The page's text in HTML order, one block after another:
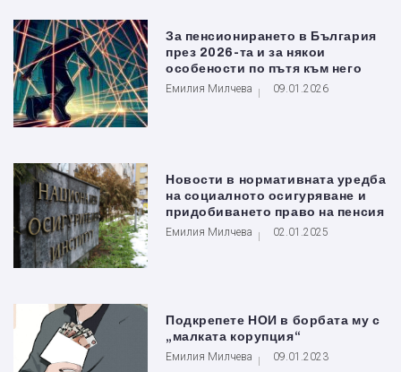
За пенсионирането в България
през 2026-та и за някои
особености по пътя към него
Емилия Милчева 09.01.2026
Новости в нормативната уредба
на социалното осигуряване и
придобиването право на пенсия
Емилия Милчева 02.01.2025
Подкрепете НОИ в борбата му с
„малката корупция“
Емилия Милчева 09.01.2023